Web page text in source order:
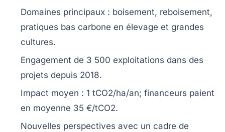
Domaines principaux : boisement, reboisement,
pratiques bas carbone en élevage et grandes
cultures.
Engagement de 3 500 exploitations dans des
projets depuis 2018.
Impact moyen : 1 tCO2/ha/an; financeurs paient
en moyenne 35 €/tCO2.
Nouvelles perspectives avec un cadre de